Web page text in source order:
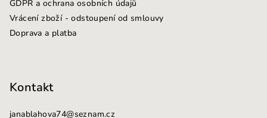
GDPR a ochrana osobních údajů
Vrácení zboží - odstoupení od smlouvy
Doprava a platba
Kontakt
janablahova74@seznam.cz